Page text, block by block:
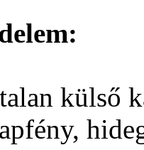
külső